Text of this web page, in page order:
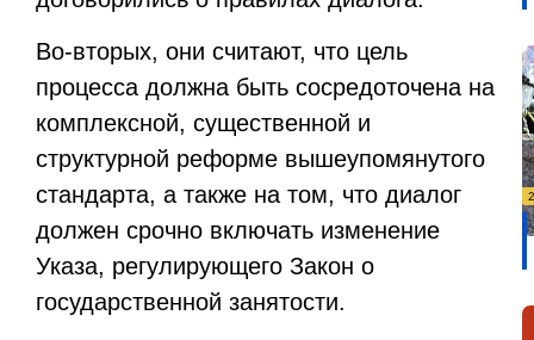
Во-вторых, они считают, что цель
процесса должна быть сосредоточена на
комплексной, существенной и
структурной реформе вышеупомянутого
стандарта, а также на том, что диалог
должен срочно включать изменение
Указа, регулирующего Закон о
государственной занятости.